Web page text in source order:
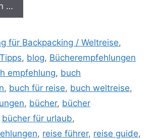
…
für Backpacking / Weltreise,
, blog, Bücherempfehlungen
empfehlung, buch
, buch für reise, buch weltreise,
, bücher, bücher
bücher für urlaub,
, reise führer, reise guide,